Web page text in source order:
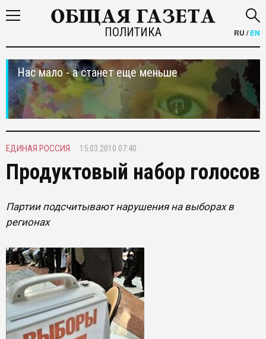
ПОЛИТИКА RU /EN
Нас мало - а станет еще меньше
ЕДИНАЯ РОССИЯ 15.03.2010 07:40
Продуктовый набор голосов
Партии подсчитывают нарушения на выборах в
регионах